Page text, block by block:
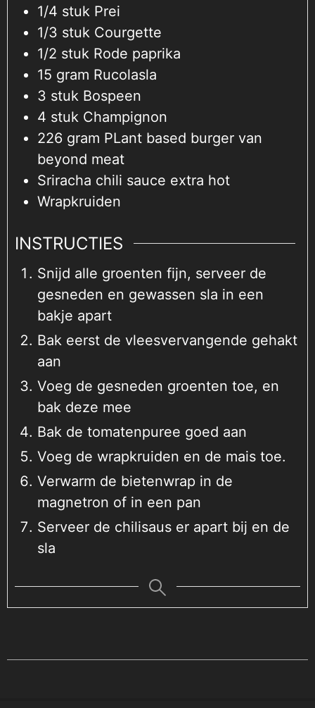
1/4 stuk Prei
1/3 stuk Courgette
1/2 stuk Rode paprika
15 gram Rucolasla
3 stuk Bospeen
4 stuk Champignon
226 gram PLant based burger van
beyond meat
Sriracha chili sauce extra hot
Wrapkruiden
INSTRUCTIES
Snijd alle groenten fijn, serveer de
gesneden en gewassen sla in een
bakje apart
Bak eerst de vleesvervangende gehakt
aan
Voeg de gesneden groenten toe, en
bak deze mee
Bak de tomatenpuree goed aan
Voeg de wrapkruiden en de mais toe.
Verwarm de bietenwrap in de
magnetron of in een pan
Serveer de chilisaus er apart bij en de
sla